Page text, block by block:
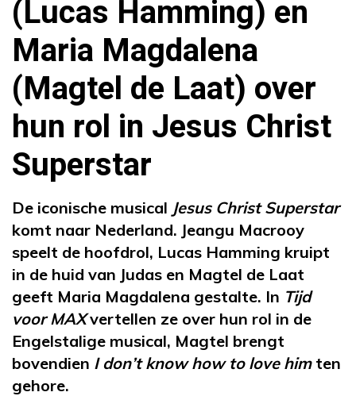
(Lucas Hamming) en
Maria Magdalena
(Magtel de Laat) over
hun rol in Jesus Christ
Superstar
De iconische musical Jesus Christ Superstar
komt naar Nederland. Jeangu Macrooy
speelt de hoofdrol, Lucas Hamming kruipt
in de huid van Judas en Magtel de Laat
geeft Maria Magdalena gestalte. In Tijd
voor MAXvertellen ze over hun rol in de
Engelstalige musical, Magtel brengt
bovendien I don’t know how to love himten
gehore.